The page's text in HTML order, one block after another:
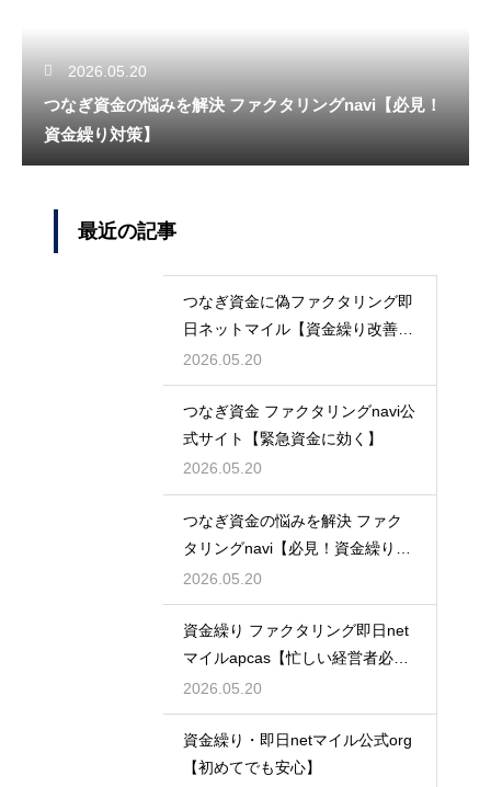
2026.05.20
つなぎ資金の悩みを解決 ファクタリングnavi【必見！
資金繰り対策】
最近の記事
つなぎ資金に偽ファクタリング即
日ネットマイル【資金繰り改善に
最適】
2026.05.20
つなぎ資金 ファクタリングnavi公
式サイト【緊急資金に効く】
2026.05.20
つなぎ資金の悩みを解決 ファク
タリングnavi【必見！資金繰り対
策】
2026.05.20
資金繰り ファクタリング即日net
マイルapcas【忙しい経営者必
見】
2026.05.20
資金繰り・即日netマイル公式org
【初めてでも安心】